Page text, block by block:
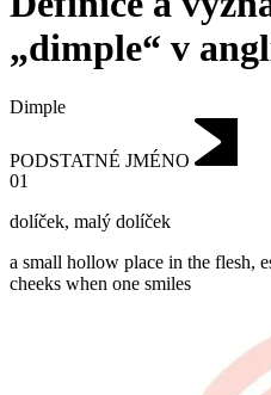
„dimple“ v
Dimple
PODSTATNÉ JMÉNO
01
dolíček, malý dolíček
a small hollow place in the flesh,
cheeks when one smiles